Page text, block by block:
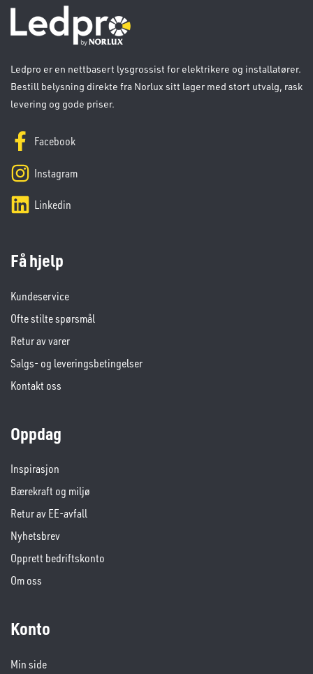
Ledpro er en nettbasert lysgrossist for elektrikere og installatører.
Bestill belysning direkte fra Norlux sitt lager med stort utvalg, rask
levering og gode priser.
Facebook
Instagram
Linkedin
Få hjelp
Kundeservice
Ofte stilte spørsmål
Retur av varer
Salgs- og leveringsbetingelser
Kontakt oss
Oppdag
Inspirasjon
Bærekraft og miljø
Retur av EE-avfall
Nyhetsbrev
Opprett bedriftskonto
Om oss
Konto
Min side